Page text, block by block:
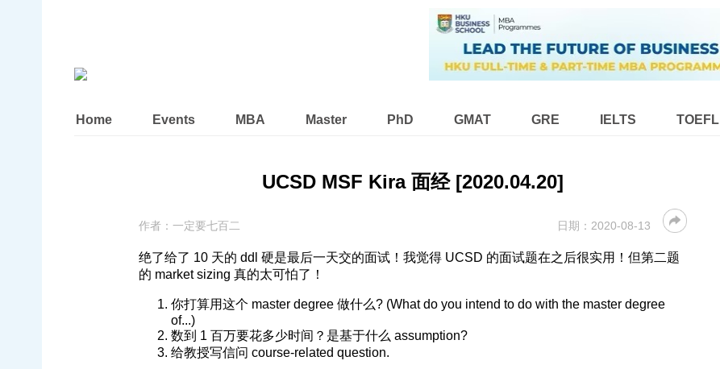
Home Events MBA Master PhD GMAT GRE IELTS TOEFL
UCSD MSF Kira 面经 [2020.04.20]
作者： 一定要七百二 日期： 2020-08-13
绝了给了 10 天的 ddl 硬是最后一天交的面试！我觉得 UCSD 的面试题在之后很实用！但第二题
的 market sizing 真的太可怕了！
你打算用这个 master degree 做什么? (What do you intend to do with the master degree
of...)
数到 1 百万要花多少时间？是基于什么 assumption?
给教授写信问 course-related question.